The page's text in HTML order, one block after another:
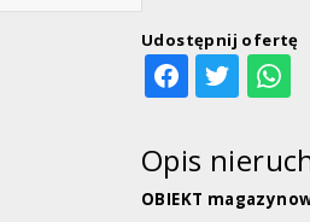
Udostępnij ofertę
Opis
OBIEKT